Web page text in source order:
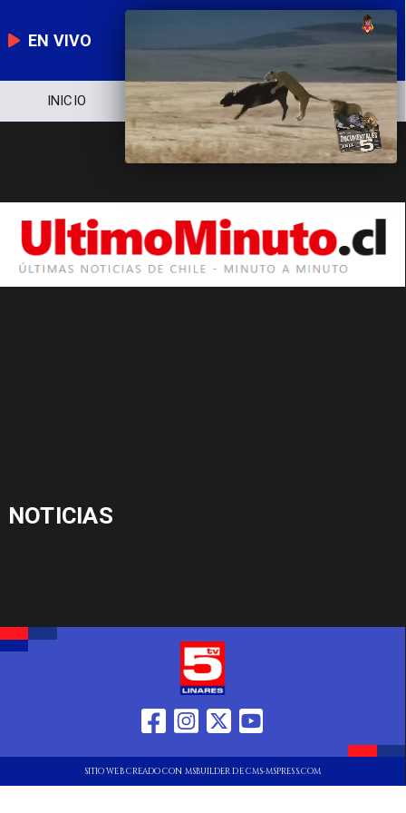
EN VIVO
INICIO NOTICIERO POLÍTICA
NOTICIAS
SITIO WEB CREADO CON MSBUILDER DE CMS-MSPRESS.COM